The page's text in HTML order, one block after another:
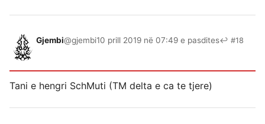
Gjembi@gjembi10 prill 2019 në 07:49 e pasdites↩ #18
Tani e hengri SchMuti (TM delta e ca te tjere)